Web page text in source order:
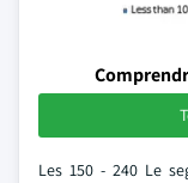
Les 150 - 240 Le